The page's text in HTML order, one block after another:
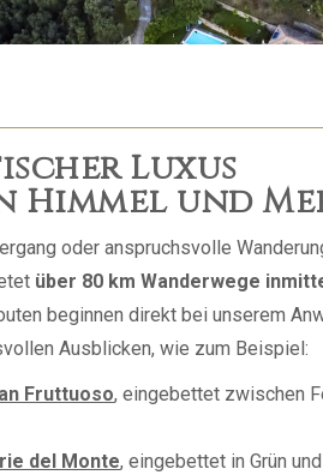
Luxus
Himmel und
oder anspruchsvolle
über 80 km Wanderwege
beginnen direkt bei unserem
Ausblicken, wie zum Beispiel:
Fruttuoso, eingebettet zwischen
del Monte, eingebettet in Grün